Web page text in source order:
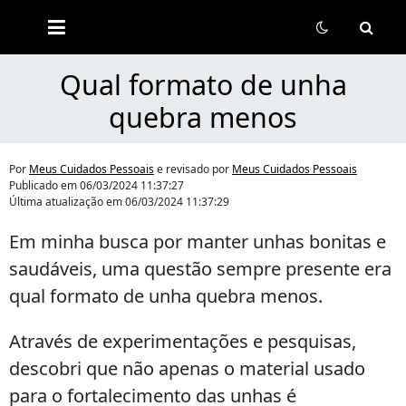
Cuidados
Pessoais
Qual formato de unha
quebra menos
Por Meus Cuidados Pessoaise revisado por Meus Cuidados Pessoais
Publicado em06/03/2024 11:37:27
Última atualização em06/03/2024 11:37:29
Em minha busca por manter unhas bonitas e
saudáveis, uma questão sempre presente era
qual formato de unha quebra menos.
Através de experimentações e pesquisas,
descobri que não apenas o material usado
para o fortalecimento das unhas é